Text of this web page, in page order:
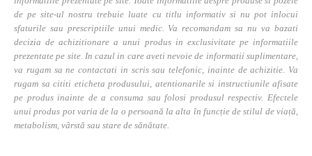
de pe site-ul nostru trebuie luate cu titlu informativ si nu pot inlocui
sfaturile sau prescriptiile unui medic. Va recomandam sa nu va bazati
decizia de achizitionare a unui produs in exclusivitate pe informatiile
prezentate pe site. In cazul in care aveti nevoie de informatii suplimentare,
va rugam sa ne contactati in scris sau telefonic, inainte de achizitie. Va
rugam sa cititi eticheta produsului, atentionarile si instructiunile afisate
pe produs inainte de a consuma sau folosi produsul respectiv. Efectele
unui produs pot varia de la o persoană la alta în funcție de stilul de viață,
metabolism, vârstă sau stare de sănătate.